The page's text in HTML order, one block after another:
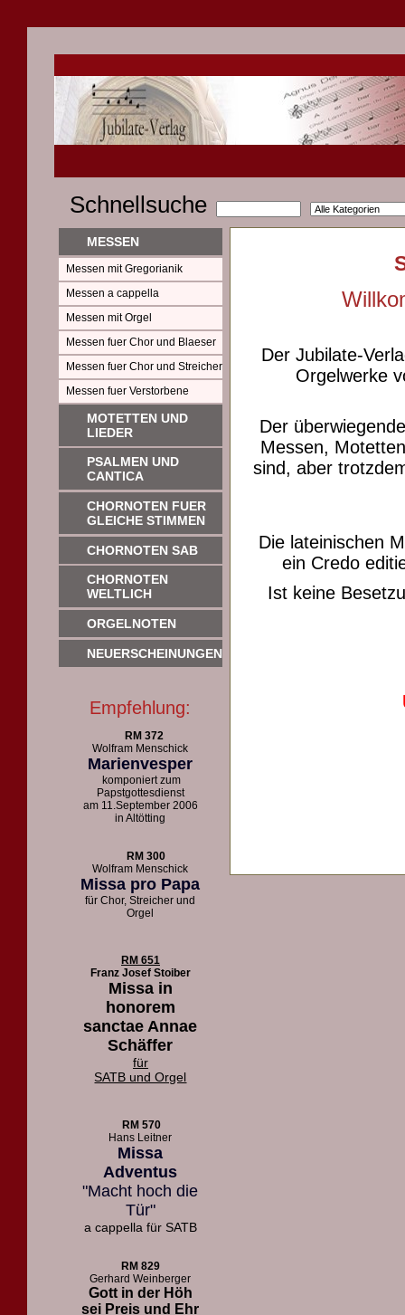
Schnellsuche
MESSEN
Messen mit Gregorianik
Messen a cappella
Messen mit Orgel
Messen fuer Chor und Blaeser
Messen fuer Chor und Streicher
Messen fuer Verstorbene
MOTETTEN UND
LIEDER
PSALMEN UND
CANTICA
CHORNOTEN FUER
GLEICHE STIMMEN
CHORNOTEN SAB
CHORNOTEN
WELTLICH
ORGELNOTEN
NEUERSCHEINUNGEN
Empfehlung:
RM 372
Wolfram Menschick
Marienvesper
komponiert zum
Papstgottesdienst
am 11.September 2006
in Altötting
RM 300
Wolfram Menschick
Missa pro Papa
für Chor, Streicher und
Orgel
RM 651
Franz Josef Stoiber
Missa in
honorem
sanctae Annae
Schäffer
für
SATB und Orgel
RM 570
Hans Leitner
Missa
Adventus
"Macht hoch die
Tür"
a cappella für SATB
RM 829
Gerhard Weinberger
Gott in der Höh
sei Preis und Ehr
Der Jubilate-
Orgelwerke
Der
Messen,
sind, aber
Die lateinischen
ein Credo
Ist keine